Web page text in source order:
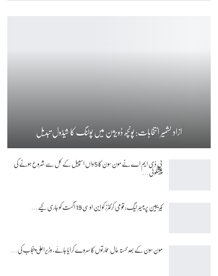
آزاد کشمیر انتخابات: پونچھ ڈویژن میں پولنگ کا شیڈول تبدیل
پی ڈی ایم اے نے مون سون کا 5 واں اسپیل کے کل سے شروع ہونے کی
پیشگوئی…
کیریبین پریمیئر لیگ: قومی کرکٹرز کو این او سی 19 اگست کو جاری کیے…
مون سون کے بعد خستہ حال عمارتوں کا سروے کرایا جائے، وزیراعلیٰ پنجاب کی…